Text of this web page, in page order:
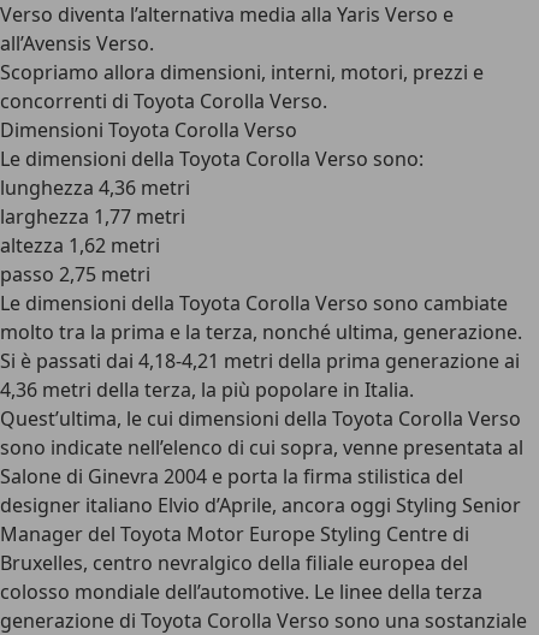
Verso diventa l’alternativa media alla Yaris Verso e
all’Avensis Verso.
Scopriamo allora dimensioni, interni, motori, prezzi e
concorrenti di Toyota Corolla Verso.
Dimensioni Toyota Corolla Verso
Le dimensioni della Toyota Corolla Verso sono:
lunghezza 4,36 metri
larghezza 1,77 metri
altezza 1,62 metri
passo 2,75 metri
Le dimensioni della Toyota Corolla Verso sono cambiate
molto tra la prima e la terza, nonché ultima, generazione.
Si è passati dai 4,18-4,21 metri della prima generazione ai
4,36 metri della terza, la più popolare in Italia.
Quest’ultima, le cui dimensioni della Toyota Corolla Verso
sono indicate nell’elenco di cui sopra, venne presentata al
Salone di Ginevra 2004 e porta la firma stilistica del
designer italiano Elvio d’Aprile, ancora oggi Styling Senior
Manager del Toyota Motor Europe Styling Centre di
Bruxelles, centro nevralgico della filiale europea del
colosso mondiale dell’automotive. Le linee della terza
generazione di Toyota Corolla Verso sono una sostanziale